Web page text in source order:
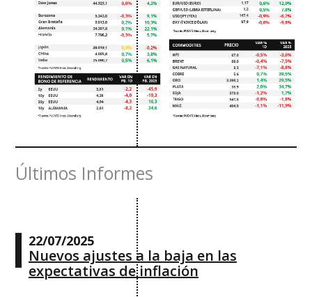
Últimos Informes
22/07/2025
Nuevos ajustes a la baja en las
expectativas de inflación